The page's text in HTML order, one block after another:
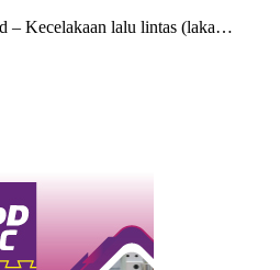
– Kecelakaan lalu lintas (laka…